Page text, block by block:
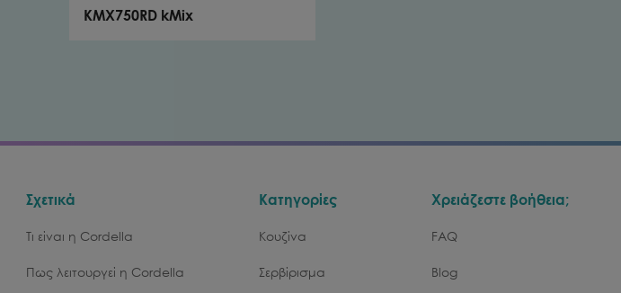
KMX750RD kMix
Σχετικά
Τι είναι η Cordella
Πως λειτουργεί η Cordella
Κατηγορίες
Κουζίνα
Σερβίρισμα
Χρειάζεστε βοήθεια;
FAQ
Blog